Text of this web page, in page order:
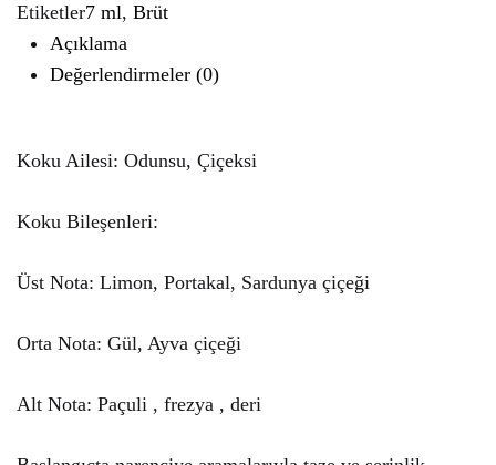
Etiketler7 ml, Brüt
Açıklama
Değerlendirmeler (0)
Koku Ailesi: Odunsu, Çiçeksi
Koku Bileşenleri:
Üst Nota: Limon, Portakal, Sardunya çiçeği
Orta Nota: Gül, Ayva çiçeği
Alt Nota: Paçuli , frezya , deri